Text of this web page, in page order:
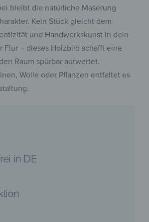
bleibt die natürliche Maserung
Kein Stück gleicht dem
und Handwerkskunst in dein
Flur – dieses Holzbild schafft eine
Raum spürbar aufwertet.
Wolle oder Pflanzen entfaltet es
in DE